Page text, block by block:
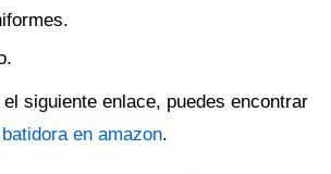
siguiente enlace, puedes encontrar
en amazon.